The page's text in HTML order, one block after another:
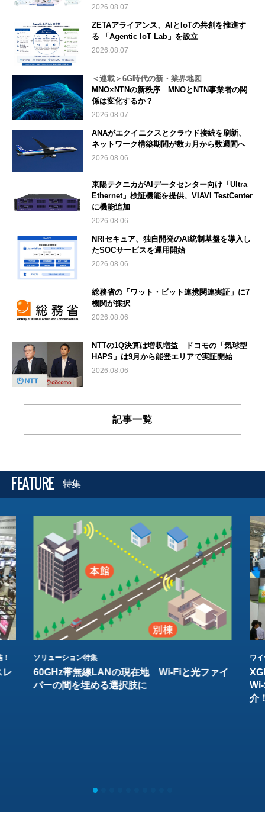
2026.08.07
ZETAアライアンス、AIとIoTの共創を推進す
る 「Agentic IoT Lab」を設立
2026.08.07
＜連載＞6G時代の新・業界地図
MNO×NTNの新秩序 MNOとNTN事業者の関
係は変化するか？
2026.08.07
ANAがエクイニクスとクラウド接続を刷新、
ネットワーク構築期間が数カ月から数週間へ
2026.08.06
東陽テクニカがAIデータセンター向け「Ultra
Ethernet」検証機能を提供、VIAVI TestCenter
に機能追加
2026.08.06
NRIセキュア、独自開発のAI統制基盤を導入し
たSOCサービスを運用開始
2026.08.06
総務省の「ワット・ビット連携関連実証」に7
機関が採択
2026.08.06
NTTの1Q決算は増収増益 ドコモの「気球型
HAPS」は9月から能登エリアで実証開始
2026.08.06
記事一覧
FEATURE 特集
レ
ソリューション特集
60GHz帯無線LANの現在地 Wi-Fiと光ファイ
バーの間を埋める選択肢に
ワ
介